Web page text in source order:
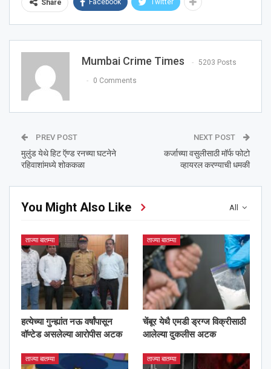
Share Facebook Twitter
Mumbai Crime Times 5203 Posts
0 Comments
PREV POST
मुलुंड येथे हिट ऍण्ड रनच्या घटनेने
रहिवाशांमध्ये शोककळा
NEXT POST
कर्जाच्या वसुलीसाठी मॉर्फ फोटो
व्हायरल करण्याची धमकी
All
You Might Also Like
ताज्या बातम्या
हत्येच्या गुन्ह्यांत नऊ वर्षांपासून
वॉण्टेड असलेल्या आरोपीस अटक
ताज्या बातम्या
चेंबूर येथै एमडी ड्रग्ज विक्रीसाठी
आलेल्या दुकलीस अटक
ताज्या बातम्या ताज्या बातम्या